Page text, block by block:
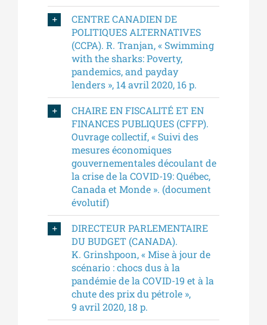
CENTRE CANADIEN DE
POLITIQUES ALTERNATIVES
(CCPA). R. Tranjan, « Swimming
with the sharks: Poverty,
pandemics, and payday
lenders », 14 avril 2020, 16 p.
CHAIRE EN FISCALITÉ ET EN
FINANCES PUBLIQUES (CFFP).
Ouvrage collectif, « Suivi des
mesures économiques
gouvernementales découlant de
la crise de la COVID-19: Québec,
Canada et Monde ». (document
évolutif)
DIRECTEUR PARLEMENTAIRE
DU BUDGET (CANADA).
K. Grinshpoon, « Mise à jour de
scénario : chocs dus à la
pandémie de la COVID-19 et à la
chute des prix du pétrole »,
9 avril 2020, 18 p.